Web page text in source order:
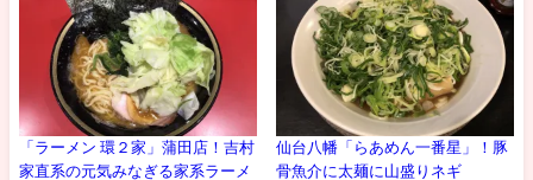
「ラーメン 環２家」蒲田店！吉村
家直系の元気みなぎる家系ラーメ
仙台八幡「らあめん一番星」！豚
骨魚介に太麺に山盛りネギ